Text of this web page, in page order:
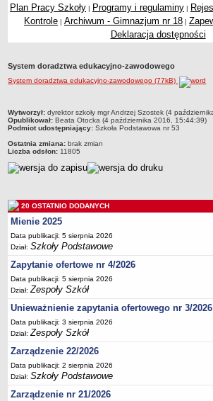
Techniczne Zakłady Naukowe
PRZEDSZKOLA
Przedszkola Miejskie
Zlikwidowane gimnazja
Wielofunkcyjna Placówka
SPECJALNE OŚRODKI SZKOLNO-WYCHOWAWCZE
Specjalny Ośrodek nr 1
Specjalny Ośrodek nr 5
BURSA MIEJSKA
Statut
Majątek
Godziny dyżurów
Ogłoszenie
Zarządzenia
Kontrole
Rejestry, ewidencje, archiwa
Sprawozdania
Deklaracja dostępności
PORADNIE PSYCHOLOGICZNO-PEDAGOGICZNE
Zespół Poradni
Plan Pracy Szkoły | Programy i regulaminy |
Kontrole | Archiwum - Gimnazjum nr 18 |
Deklaracja dostępności
System doradztwa edukacyjno-zawodowego
System doradztwa edukacyjno-zawodowego (77kB)
metryczka
Wytworzył: dyrektor szkoły mgr Andrzej Szostek (4
Opublikował: Beata Otocka (4 października 2016, 15:44:39)
Podmiot udostępniający: Szkoła Podstawowa nr 53
Ostatnia zmiana: brak zmian
Liczba odsłon: 11805
20 OSTATNIO DODANYCH
Mienie 2025
Data publikacji: 5 sierpnia 2026
Dział:Szkoły Podstawowe
Zapytanie ofertowe nr 4/2026
Data publikacji: 5 sierpnia 2026
Dział:Zespoły Szkół
Unieważnienie zapytania ofertowego nr 3/2026
Data publikacji: 3 sierpnia 2026
Dział:Zespoły Szkół
Zarządzenie 22/2026
Data publikacji: 2 sierpnia 2026
Dział:Szkoły Podstawowe
Zarządzenie nr 21/2026